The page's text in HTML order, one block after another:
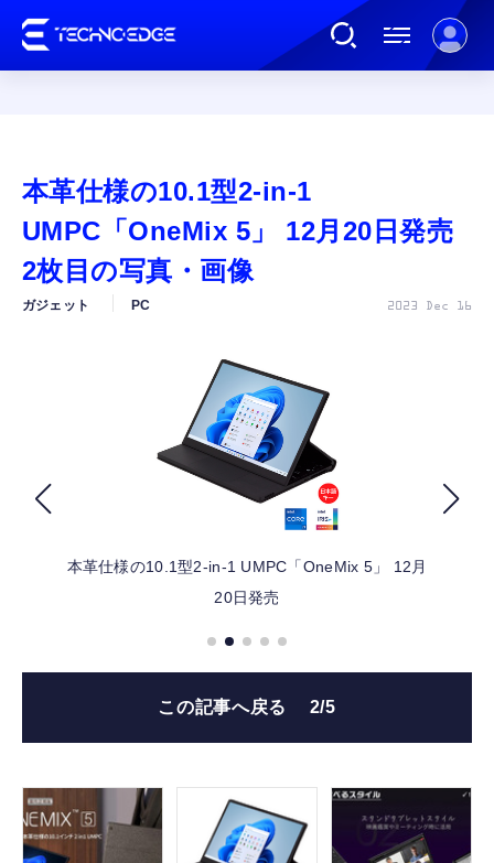
AI
ガジェット
カルチャー
公式ストア
本革仕様の10.1型2-in-1
UMPC「OneMix 5」 12月20日発売
2枚目の写真・画像
ガジェット PC 2023 Dec 16
本革仕様の10.1型2-in-1 UMPC「OneMix 5」 12月
20日発売
この記事へ戻る 2/5